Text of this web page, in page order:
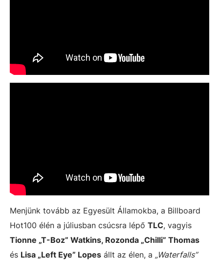
Menjünk tovább az Egyesült Államokba, a Billboard
Hot100 élén a júliusban csúcsra lépő TLC, vagyis
Tionne „T-Boz” Watkins, Rozonda „Chilli” Thomas
és Lisa „Left Eye” Lopes állt az élen, a „Waterfalls”